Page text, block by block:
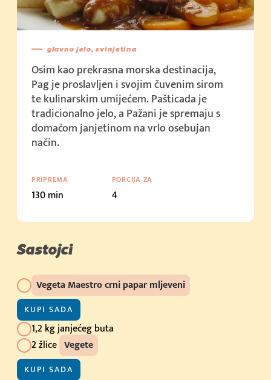
glavno jelo, svinjetina
Osim kao prekrasna morska destinacija,
Pag je proslavljen i svojim čuvenim sirom
te kulinarskim umijećem. Pašticada je
tradicionalno jelo, a Pažani je spremaju s
domaćom janjetinom na vrlo osebujan
način.
PRIPREMA
130 min
PORCIJA ZA
4
Sastojci
Vegeta Maestro crni papar mljeveni
KUPI SADA
Cijena u trgovini: 2,15 €/kom (100g)
Kupi sada
Cijena u trgovini: 1,5 €/kom (50g)
Kupi sada
Cijena u trgovini: 3,59 € (100g)
1,2 kg janjećeg buta
2 žlice Vegete
KUPI SADA
(500g)
Kupi sada
(1kg)
Kupi sada
(2kg)
Kupi sada
(10kg)
Kupi sada
Cijena u trgovini: 2.19 € (250g + 50g)
Kupi sada